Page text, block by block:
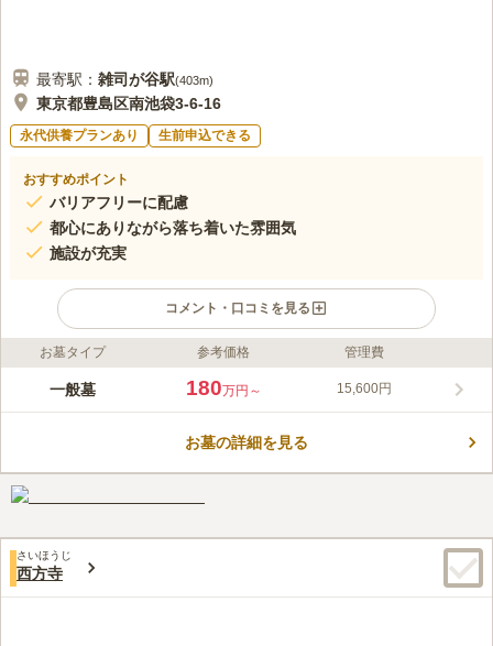
最寄駅： 雑司が谷駅(403m)
東京都豊島区南池袋3-6-16
永代供養プランあり 生前申込できる
おすすめポイント
バリアフリーに配慮
都心にありながら落ち着いた雰囲気
施設が充実
コメント・口コミを見る
ライフドット編集部のコメント
玄静院と称するようになったのは1600年頃で、長きにわたりこ
できます。 池袋の街中にありながら緑も多く、木造の本堂は若
口コミ評価
60代男性
行く途中のコンビニエンスストアで花とお供えは手に入ります。
帰る途中にファミレスがあり8人程度なら軽い食事ができます。
口コミの続きを読む
お墓タイプ 参考価格 管理費
一般墓 180万円～ 15,600円
お墓の詳細を見る
さいほうじ
西方寺